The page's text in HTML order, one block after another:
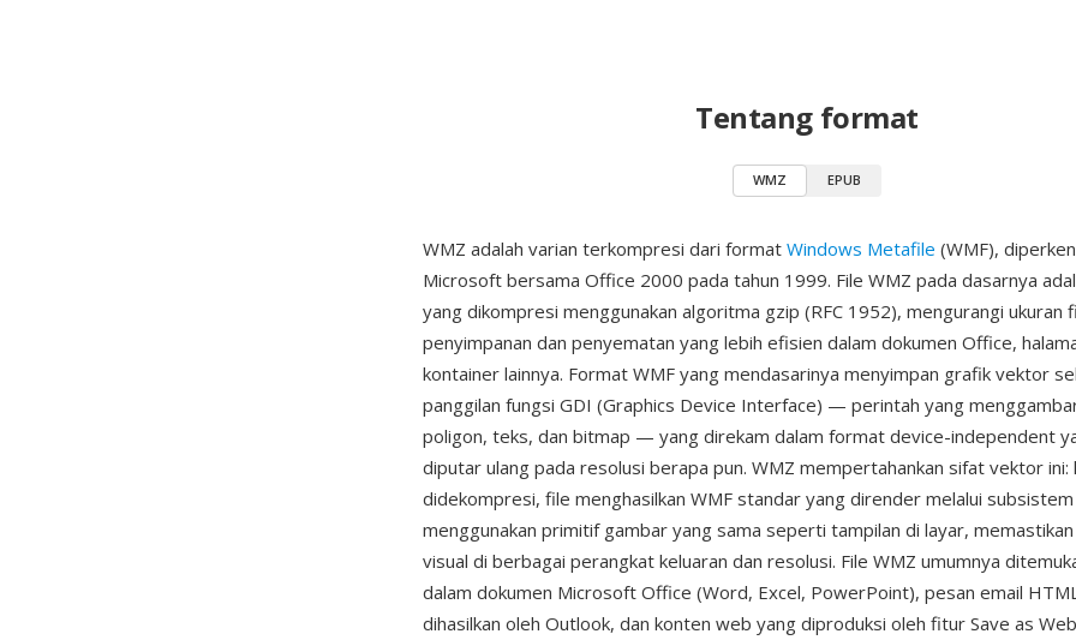
Tentang format
WMZ EPUB
WMZ adalah varian terkompresi dari format Windows Metafile (WMF),
Microsoft bersama Office 2000 pada tahun 1999. File WMZ pada dasarnya
yang dikompresi menggunakan algoritma gzip (RFC 1952), mengurangi ukuran
penyimpanan dan penyematan yang lebih efisien dalam dokumen Office,
kontainer lainnya. Format WMF yang mendasarinya menyimpan grafik vektor
panggilan fungsi GDI (Graphics Device Interface) — perintah yang
poligon, teks, dan bitmap — yang direkam dalam format device-independent
diputar ulang pada resolusi berapa pun. WMZ mempertahankan sifat vektor ini:
didekompresi, file menghasilkan WMF standar yang dirender melalui
menggunakan primitif gambar yang sama seperti tampilan di layar,
visual di berbagai perangkat keluaran dan resolusi. File WMZ umumnya
dalam dokumen Microsoft Office (Word, Excel, PowerPoint), pesan email
dihasilkan oleh Outlook, dan konten web yang diproduksi oleh fitur Save as